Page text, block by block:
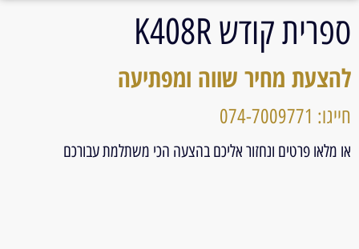
ספרית קודש K408R
להצעת מחיר שווה ומפתיעה
חייגו: 074-7009771
או מלאו פרטים ונחזור אליכם בהצעה הכי משתלמת עבורכם